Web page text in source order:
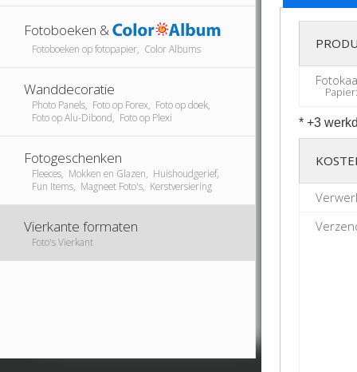
Fotoboeken &
Fotoboeken op fotopapier, Color Albums
Wanddecoratie
Photo Panels, Foto op Forex, Foto op doek,
Foto op Alu-Dibond, Foto op Plexi
Fotogeschenken
Fleeces, Mokken en Glazen, Huishoudgerief,
Fun Items, Magneet Foto's, Kerstversiering
Vierkante formaten
Foto's Vierkant
* +3